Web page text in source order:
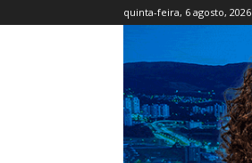
quinta-feira, 6 agosto, 2026